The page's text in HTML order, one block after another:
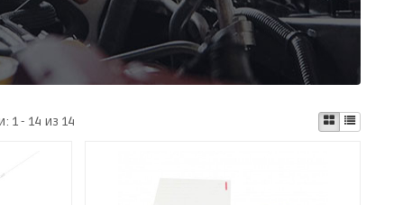
1 - 14 из 14